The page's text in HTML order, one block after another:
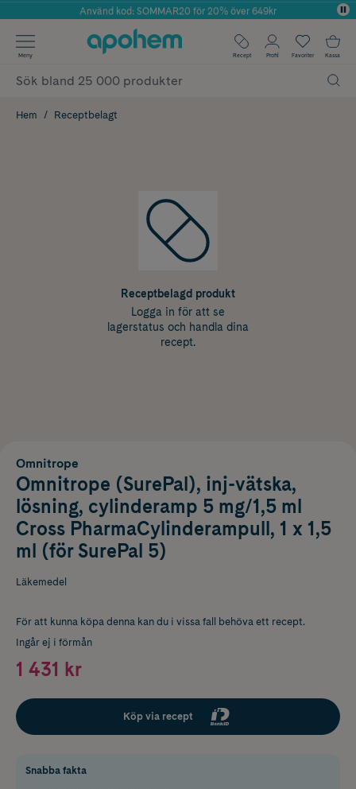
Årets Butik 2025 inom Skönhet
Använd kod: SOMMAR20 för 20% över 649kr
✓ Fri frakt
✓ Poäng på alla köp*
Meny Recept Profil Favoriter Kassa
Hem Receptbelagt
Receptbelagd produkt
Logga in för att se
lagerstatus och handla dina
recept.
Omnitrope
Omnitrope (SurePal), inj-vätska,
lösning, cylinderamp 5 mg/1,5 ml
Cross PharmaCylinderampull, 1 x 1,5
ml (för SurePal 5)
Läkemedel
För att kunna köpa denna kan du i vissa fall behöva ett recept.
Ingår ej i förmån
1 431 kr
Köp via recept
Snabba fakta